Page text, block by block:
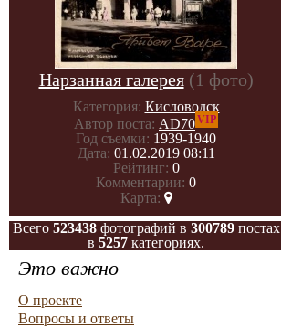
Нарзанная галерея (1 фото)
Категория: Кисловодск
Автор поста: AD70VIP
Год съемки: 1939-1940
Дата: 01.02.2019 08:11
Рейтинг: 0
Комментарии: 0
Карта:
Всего 523438фотографий в 300789постах
в 5257 категориях.
Это важно
О проекте
Вопросы и ответы